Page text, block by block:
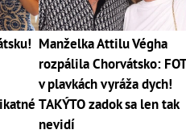
Manželka Attilu Végha
rozpálila Chorvátsko:
v plavkách vyráža dych!
TAKÝTO zadok sa len tak
nevidí